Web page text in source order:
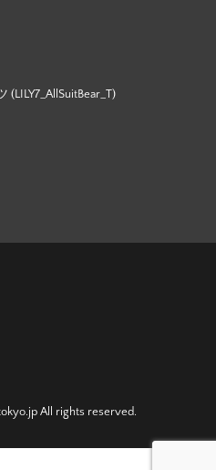
(LILY7_AllSuitBear_T)
All rights reserved.